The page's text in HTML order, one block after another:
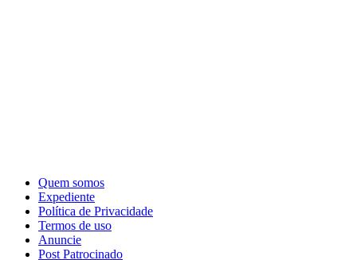
Quem somos
Expediente
Política de Privacidade
Termos de uso
Anuncie
Post Patrocinado